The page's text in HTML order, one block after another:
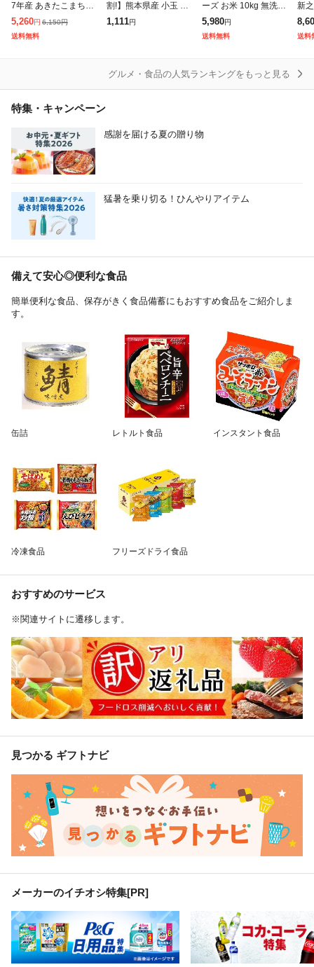
7年産 あきたこまち 1
0kg (5kg×2袋) 岡山県
産 ブランド米 米 お米
5,260円 6,150円
送料無料
割!】熊本県産 小玉 み
かん 送料無料 訳あり
1,111円
ーズ お米 10kg 無洗米
山形県産 令和7年 は
えぬき 無洗米 10kg(5
5,980円
送料無料
新
年
送料
グルメ・食品の人気ランキングをもっと見る
特集・キャンペーン
感謝を届ける夏の贈り物
猛暑を乗り切る！ひんやりアイテム
備えて安心◎便利な食品
簡単便利な食品、保存がきく食品備蓄にもおすすめ食品をご紹介しま
す。
缶詰 レトルト食品 インスタント食品
冷凍食品 フリーズドライ食品
おすすめのサービス
※関連サイトに遷移します。
見つかる ギフトナビ
メーカーのイチオシ特集[PR]